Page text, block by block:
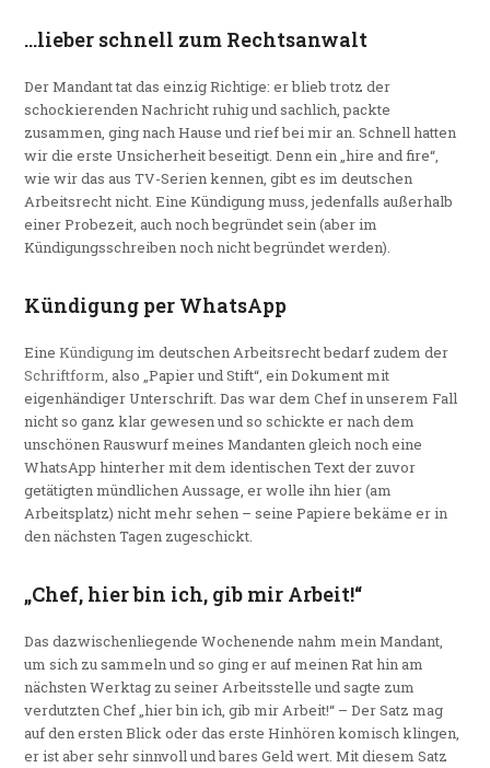
…lieber schnell zum Rechtsanwalt
Der Mandant tat das einzig Richtige: er blieb trotz der
schockierenden Nachricht ruhig und sachlich, packte
zusammen, ging nach Hause und rief bei mir an. Schnell hatten
wir die erste Unsicherheit beseitigt. Denn ein „hire and fire“,
wie wir das aus TV-Serien kennen, gibt es im deutschen
Arbeitsrecht nicht. Eine Kündigung muss, jedenfalls außerhalb
einer Probezeit, auch noch begründet sein (aber im
Kündigungsschreiben noch nicht begründet werden).
Kündigung per WhatsApp
EineKündigungim deutschen Arbeitsrecht bedarf zudem der
Schriftform, also „Papier und Stift“, ein Dokument mit
eigenhändiger Unterschrift. Das war dem Chef in unserem Fall
nicht so ganz klar gewesen und so schickte er nach dem
unschönen Rauswurf meines Mandanten gleich noch eine
WhatsApp hinterher mit dem identischen Text der zuvor
getätigten mündlichen Aussage, er wolle ihn hier (am
Arbeitsplatz) nicht mehr sehen – seine Papiere bekäme er in
den nächsten Tagen zugeschickt.
„Chef, hier bin ich, gib mir Arbeit!“
Das dazwischenliegende Wochenende nahm mein Mandant,
um sich zu sammeln und so ging er auf meinen Rat hin am
nächsten Werktag zu seiner Arbeitsstelle und sagte zum
verdutzten Chef „hier bin ich, gib mir Arbeit!“ – Der Satz mag
auf den ersten Blick oder das erste Hinhören komisch klingen,
er ist aber sehr sinnvoll und bares Geld wert. Mit diesem Satz